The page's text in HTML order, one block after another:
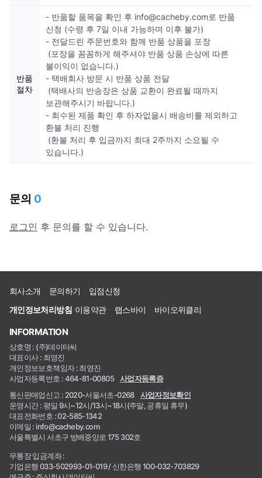
반품
절차
- 반품할 품목을 확인 후 info@cacheby.com로 반품
신청 (수령 후 7일 이내 가능하며 이후 불가)
- 전달드린 주문번호와 함께 반품 상품을 포장
(포장을 꼼꼼하게 해주셔야 반품 상품 손상에 따른
불이익이 없습니다.)
- 택배회사 방문 시 반품 상품 전달
(택배사의 반송장은 상품 교환이 완료될 때까지
보관해주시기 바랍니다.)
- 회수된 제품 확인 후 하자없을시 배송비를 제외하고
환불 처리 진행
(환불 처리 후 입금까지 최대 2주까지 소요될 수
있습니다.)
문의 0
로그인 후 문의를 할 수 있습니다.
회사소개 문의하기
입점신청
개인정보처리방침 이용약관 랩스바이 바이오위클리
INFORMATION
상호명 : (주)데이터씨
대표이사 : 최영진
개인정보보호책임자 : 최영진
사업자등록번호 : 464-81-00805
사업자등록증
통신판매업신고 : 2020-서울서초-0268
사업자정보확인
운영시간 : 평일 9시~12시/13시~18시(주말, 공휴일 휴무)
대표전화번호 : 02-585-1342
이메일 : info@cacheby.com
서울특별시 서초구 방배중앙로 175 302호
무통장 입금계좌 :
기업은행 033-502993-01-019 / 신한은행 100-032-703829